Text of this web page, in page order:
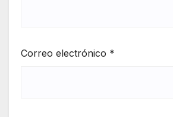
Correo electrónico *